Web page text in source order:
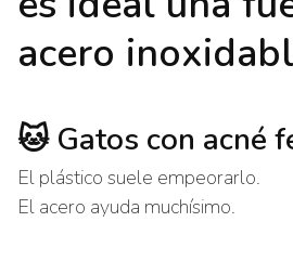
acero
🐱 Gatos con acné
El plástico suele empeorarlo.
El acero ayuda muchísimo.